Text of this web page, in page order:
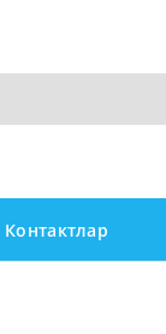
Контактлар